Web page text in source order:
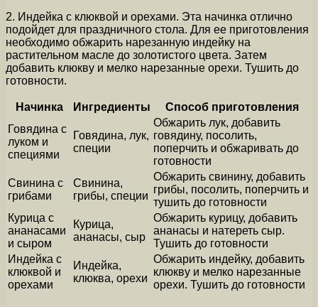
2. Индейка с клюквой и орехами. Эта начинка отлично
подойдет для праздничного стола. Для ее приготовления
необходимо обжарить нарезанную индейку на
растительном масле до золотистого цвета. Затем
добавить клюкву и мелко нарезанные орехи. Тушить до
готовности.
Начинка Ингредиенты
Способ приготовления
Говядина с
луком и
специями
Говядина, лук,
специи
Обжарить лук, добавить
говядину, посолить,
поперчить и обжаривать до
готовности
Свинина с
грибами
Свинина,
грибы, специи
Обжарить свинину, добавить
грибы, посолить, поперчить и
тушить до готовности
Курица с
ананасами
и сыром
Курица,
ананасы, сыр
Обжарить курицу, добавить
ананасы и натереть сыр.
Тушить до готовности
Индейка с
клюквой и
орехами
Индейка,
клюква, орехи
Обжарить индейку, добавить
клюкву и мелко нарезанные
орехи. Тушить до готовности